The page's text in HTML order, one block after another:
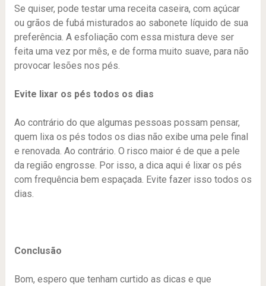
Se quiser, pode testar uma receita caseira, com açúcar
ou grãos de fubá misturados ao sabonete líquido de sua
preferência. A esfoliação com essa mistura deve ser
feita uma vez por mês, e de forma muito suave, para não
provocar lesões nos pés.
Evite lixar os pés todos os dias
Ao contrário do que algumas pessoas possam pensar,
quem lixa os pés todos os dias não exibe uma pele final
e renovada. Ao contrário. O risco maior é de que a pele
da região engrosse. Por isso, a dica aqui é lixar os pés
com frequência bem espaçada. Evite fazer isso todos os
dias.
Conclusão
Bom, espero que tenham curtido as dicas e que